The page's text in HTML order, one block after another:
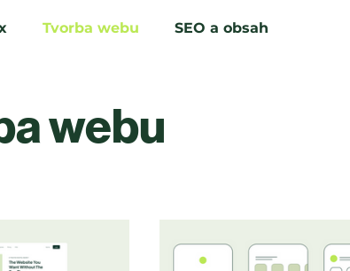
Tvorba webu SEO a obsah
webu